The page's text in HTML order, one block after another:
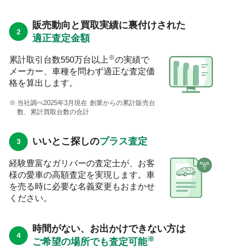
販売動向と買取実績に裏付けされた
適正査定金額
累計取引台数550万台以上 ※の実績で
メーカー、車種を問わず適正な査定価
格を算出します。
当社調べ2025年3月現在 創業からの累計販売台
数、累計買取台数の合計
いいとこ探しのプラス査定
経験豊富なガリバーの査定士が、お客
様の愛車の高額査定を実現します。車
を売る時に必要な名義変更もおまかせ
ください。
時間がない、お出かけできない方は
ご希望の場所でも査定可能※